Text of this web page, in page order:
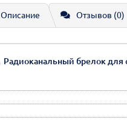
Описание Отзывов (0)
Радиоканальный брелок для